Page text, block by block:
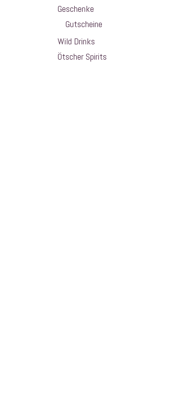
Geschenke
Gutscheine
Wild Drinks
Ötscher Spirits